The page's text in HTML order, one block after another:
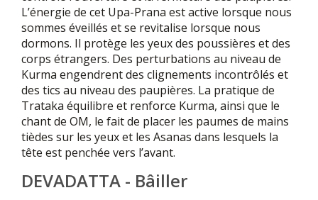
L’énergie de cet Upa-Prana est active lorsque nous
sommes éveillés et se revitalise lorsque nous
dormons. Il protège les yeux des poussières et des
corps étrangers. Des perturbations au niveau de
Kurma engendrent des clignements incontrôlés et
des tics au niveau des paupières. La pratique de
Trataka équilibre et renforce Kurma, ainsi que le
chant de OM, le fait de placer les paumes de mains
tièdes sur les yeux et les Asanas dans lesquels la
tête est penchée vers l’avant.
DEVADATTA - Bâiller